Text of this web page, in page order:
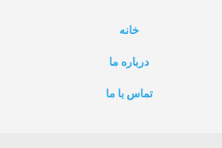
خانه
درباره ما
تماس با ما